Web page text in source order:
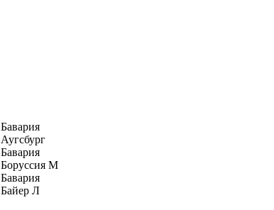
Бавария
Аугсбург
Бавария
Боруссия М
Бавария
Байер Л